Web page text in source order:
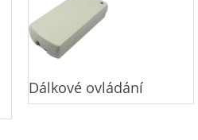
Dálkové ovládání